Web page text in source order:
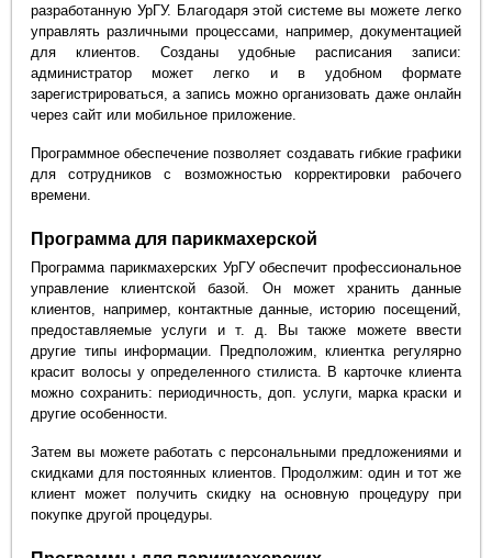
разработанную УрГУ. Благодаря этой системе вы можете легко
управлять различными процессами, например, документацией
для клиентов. Созданы удобные расписания записи:
администратор может легко и в удобном формате
зарегистрироваться, а запись можно организовать даже онлайн
через сайт или мобильное приложение.
Программное обеспечение позволяет создавать гибкие графики
для сотрудников с возможностью корректировки рабочего
времени.
Программа для парикмахерской
Программа парикмахерских УрГУ обеспечит профессиональное
управление клиентской базой. Он может хранить данные
клиентов, например, контактные данные, историю посещений,
предоставляемые услуги и т. д. Вы также можете ввести
другие типы информации. Предположим, клиентка регулярно
красит волосы у определенного стилиста. В карточке клиента
можно сохранить: периодичность, доп. услуги, марка краски и
другие особенности.
Затем вы можете работать с персональными предложениями и
скидками для постоянных клиентов. Продолжим: один и тот же
клиент может получить скидку на основную процедуру при
покупке другой процедуры.